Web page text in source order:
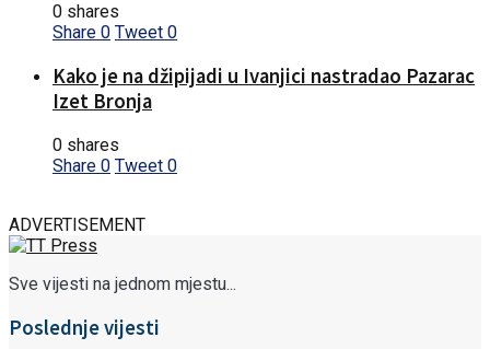
0 shares
Share 0 Tweet 0
Kako je na džipijadi u Ivanjici nastradao Pazarac
Izet Bronja
0 shares
Share 0 Tweet 0
ADVERTISEMENT
Sve vijesti na jednom mjestu...
Poslednje vijesti